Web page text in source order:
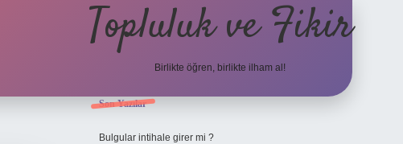
Topluluk ve Fikir
Birlikte öğren, birlikte ilham al!
Sidebar
Son Yazılar
Bulgular intihale girer mi ?